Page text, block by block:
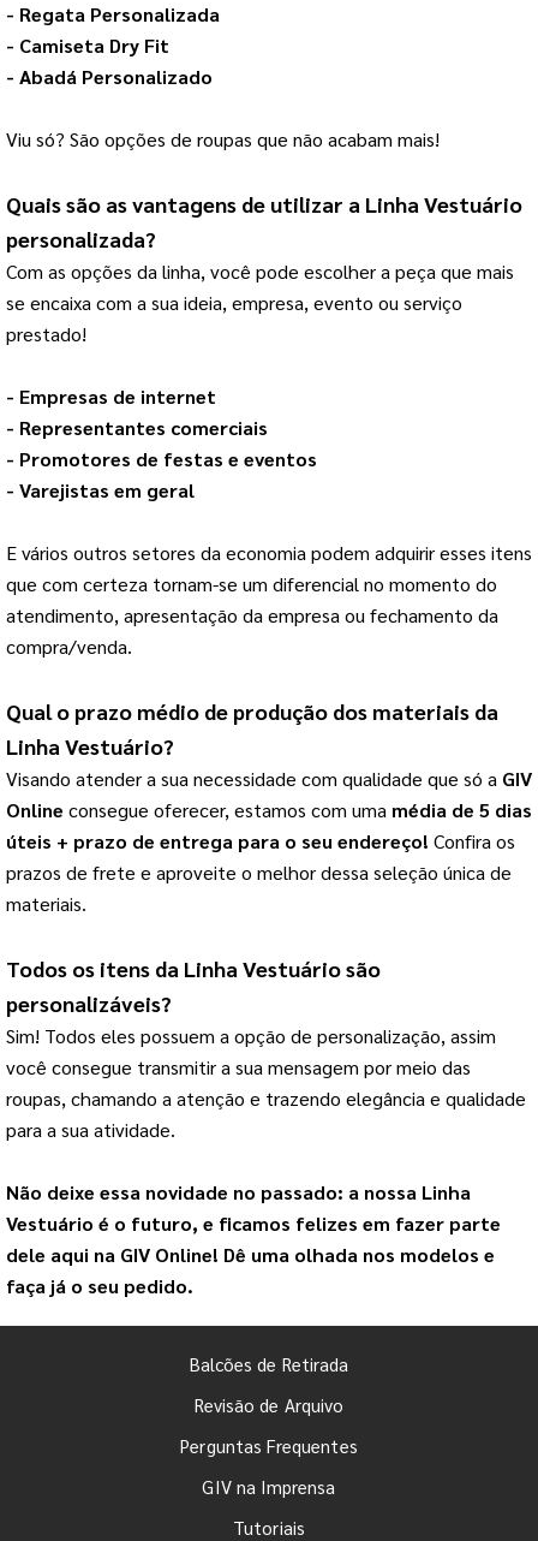
- Regata Personalizada
- Camiseta Dry Fit
- Abadá Personalizado
Viu só? São opções de roupas que não acabam mais!
Quais são as vantagens de utilizar a Linha Vestuário
personalizada?
Com as opções da linha, você pode escolher a peça que mais
se encaixa com a sua ideia, empresa, evento ou serviço
prestado!
- Empresas de internet
- Representantes comerciais
- Promotores de festas e eventos
- Varejistas em geral
E vários outros setores da economia podem adquirir esses itens
que com certeza tornam-se um diferencial no momento do
atendimento, apresentação da empresa ou fechamento da
compra/venda.
Linha Vestuário?
Visando atender a sua necessidade com qualidade que só a GIV
Online consegue oferecer, estamos com uma média de 5 dias
úteis + prazo de entrega para o seu endereço! Confira os
prazos de frete e aproveite o melhor dessa seleção única de
materiais.
Todos os itens da Linha Vestuário são
personalizáveis?
Sim! Todos eles possuem a opção de personalização, assim
você consegue transmitir a sua mensagem por meio das
roupas, chamando a atenção e trazendo elegância e qualidade
para a sua atividade.
Não deixe essa novidade no passado: a nossa Linha
Vestuário é o futuro, e ficamos felizes em fazer parte
dele aqui na GIV Online! Dê uma olhada nos modelos e
faça já o seu pedido.
Balcões de Retirada
Revisão de Arquivo
Perguntas Frequentes
GIV na Imprensa
Tutoriais